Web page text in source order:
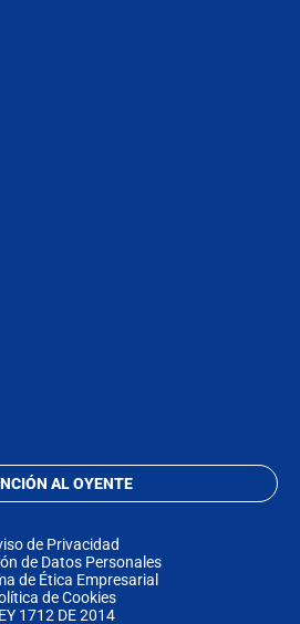
AL OYENTE
de Privacidad
de Datos Personales
de Ética Empresarial
de Cookies
1712 DE 2014